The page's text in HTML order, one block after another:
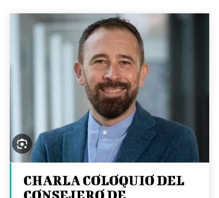
CHARLA COLOQUIO DEL
CONSEJERO DE